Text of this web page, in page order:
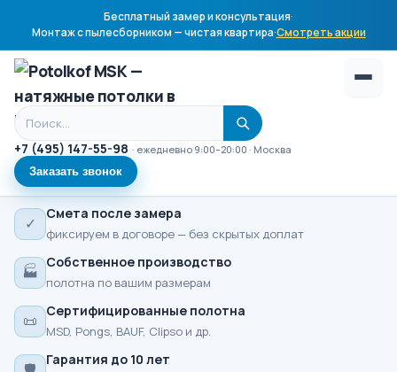
Бесплатный замер и консультация·
Монтаж с пылесборником — чистая квартира·Смотреть акции
Поиск по сайту
+7 (495) 147-55-98 · ежедневно 9:00–20:00 · Москва
Заказать звонок
✓
Смета после замера
фиксируем в договоре — без скрытых доплат
🏭
Собственное производство
полотна по вашим размерам
📜
Сертифицированные полотна
MSD, Pongs, BAUF, Clipso и др.
Гарантия до 10 лет